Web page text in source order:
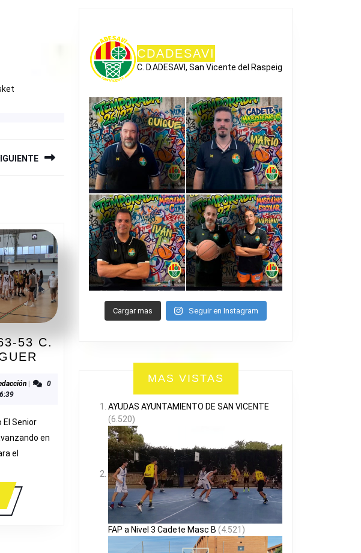
53 C.
53
PEDREGUER
Redacción
|
0
El Senior
en
el
CDADESAVI
C. D.ADESAVI, San Vicente del Raspeig
Cargar mas Seguir en Instagram
MAS VISTAS
AYUDAS AYUNTAMIENTO DE SAN VICENTE
(6.520)
FAP a Nivel 3 Cadete Masc B (4.521)